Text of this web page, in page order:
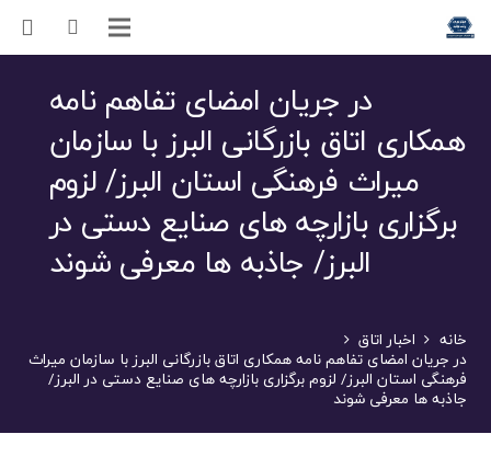
در جریان امضای تفاهم نامه
همکاری اتاق بازرگانی البرز با سازمان
میراث فرهنگی استان البرز/ لزوم
برگزاری بازارچه های صنایع دستی در
البرز/ جاذبه ها معرفی شوند
خانه اخبار اتاق
در جریان امضای تفاهم نامه همکاری اتاق بازرگانی البرز با سازمان میراث
فرهنگی استان البرز/ لزوم برگزاری بازارچه های صنایع دستی در البرز/
جاذبه ها معرفی شوند